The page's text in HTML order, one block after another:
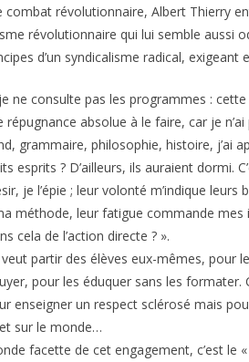
combat révolutionnaire, Albert Thierry
révolutionnaire qui lui semble aussi
d’un syndicalisme radical, exigeant
ne consulte pas les programmes : cette
répugnance absolue à le faire, car je
grammaire, philosophie, histoire, j’ai
esprits ? D’ailleurs, ils auraient dormi.
je l’épie ; leur volonté m’indique
méthode, leur fatigue commande
cela de l’action directe ? ».
partir des élèves eux-mêmes, pour
pour les éduquer sans les
enseigner un respect sclérosé mais
sur le monde…
facette de cet engagement, c’est le